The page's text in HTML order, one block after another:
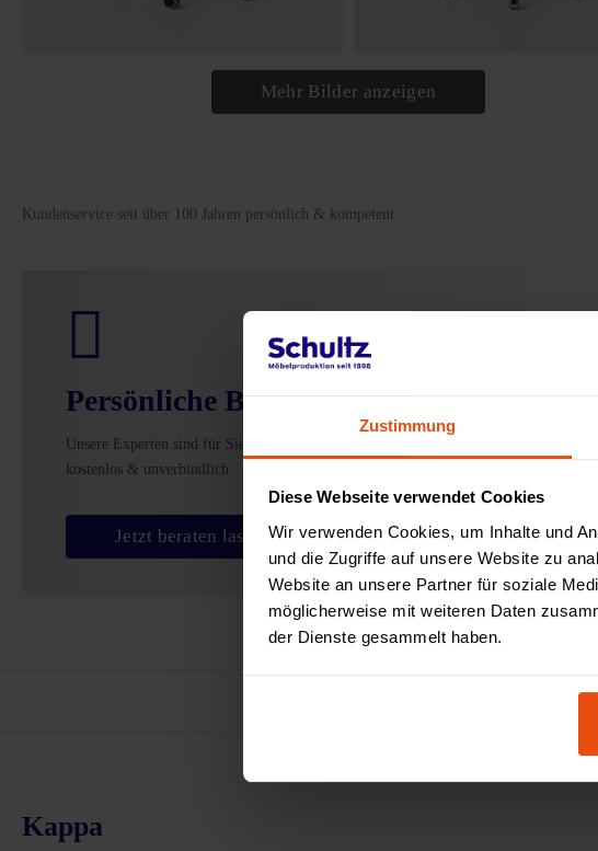
Zustimmung
Diese Webseite verwendet Cookies
Wir verwenden Cookies, um Inhalte und
und die Zugriffe auf unsere Website zu
Website an unsere Partner für soziale
möglicherweise mit weiteren Daten
der Dienste gesammelt haben.
Mehr Bilder anzeigen
Kundenservice seit über 100 Jahren persönlich & kompetent
Persönliche Beratung
Unsere Experten sind für Sie da –
kostenlos & unverbindlich.
Jetzt beraten lassen
Vorteile
Kappa